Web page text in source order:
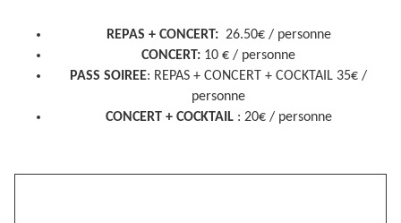
REPAS + CONCERT:26.50€ / personne
CONCERT: 10 € / personne
PASS SOIREE: REPAS + CONCERT + COCKTAIL 35€ /
personne
CONCERT + COCKTAIL: 20€ / personne